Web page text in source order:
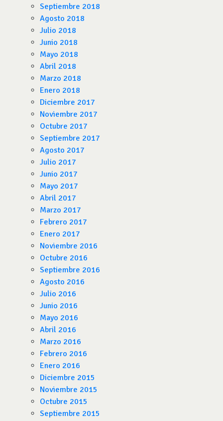
Septiembre 2018
Agosto 2018
Julio 2018
Junio 2018
Mayo 2018
Abril 2018
Marzo 2018
Enero 2018
Diciembre 2017
Noviembre 2017
Octubre 2017
Septiembre 2017
Agosto 2017
Julio 2017
Junio 2017
Mayo 2017
Abril 2017
Marzo 2017
Febrero 2017
Enero 2017
Noviembre 2016
Octubre 2016
Septiembre 2016
Agosto 2016
Julio 2016
Junio 2016
Mayo 2016
Abril 2016
Marzo 2016
Febrero 2016
Enero 2016
Diciembre 2015
Noviembre 2015
Octubre 2015
Septiembre 2015